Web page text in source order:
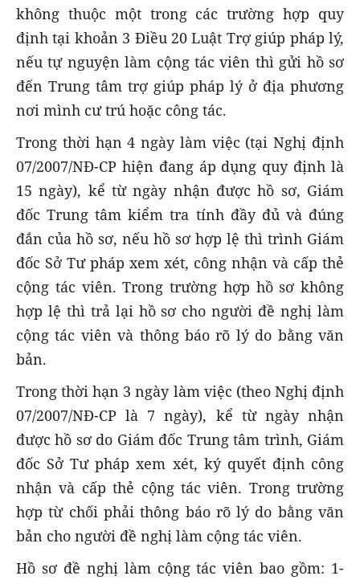
không thuộc một trong các trường hợp quy
định tại khoản 3 Điều 20 Luật Trợ giúp pháp lý,
nếu tự nguyện làm cộng tác viên thì gửi hồ sơ
đến Trung tâm trợ giúp pháp lý ở địa phương
nơi mình cư trú hoặc công tác.
Trong thời hạn 4 ngày làm việc (tại Nghị định
07/2007/NĐ-CP hiện đang áp dụng quy định là
15 ngày), kể từ ngày nhận được hồ sơ, Giám
đốc Trung tâm kiểm tra tính đầy đủ và đúng
đắn của hồ sơ, nếu hồ sơ hợp lệ thì trình Giám
đốc Sở Tư pháp xem xét, công nhận và cấp thẻ
cộng tác viên. Trong trường hợp hồ sơ không
hợp lệ thì trả lại hồ sơ cho người đề nghị làm
cộng tác viên và thông báo rõ lý do bằng văn
bản.
Trong thời hạn 3 ngày làm việc (theo Nghị định
07/2007/NĐ-CP là 7 ngày), kể từ ngày nhận
được hồ sơ do Giám đốc Trung tâm trình, Giám
đốc Sở Tư pháp xem xét, ký quyết định công
nhận và cấp thẻ cộng tác viên. Trong trường
hợp từ chối phải thông báo rõ lý do bằng văn
bản cho người đề nghị làm cộng tác viên.
Hồ sơ đề nghị làm cộng tác viên bao gồm: 1-